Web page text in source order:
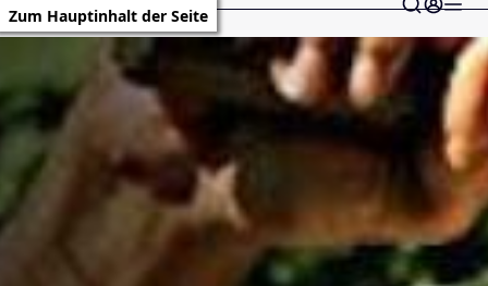
Zum Hauptinhalt der Seite